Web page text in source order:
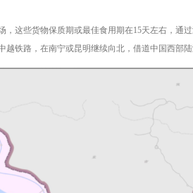
这些货物保质期或最佳食用期在15天左右，通
铁路，在南宁或昆明继续向北，借道中国西部